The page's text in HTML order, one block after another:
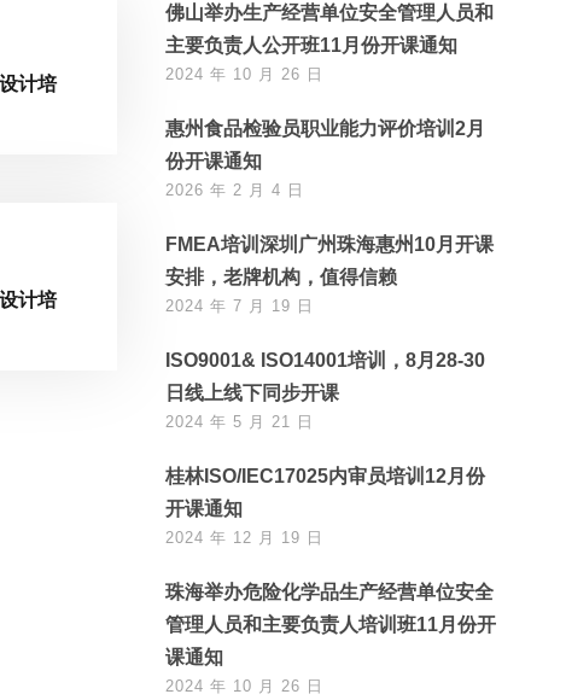
计培
计培
佛山举办生产经营单位安全管理人员和
主要负责人公开班11月份开课通知
2024 年 10 月 26 日
惠州食品检验员职业能力评价培训2月
份开课通知
2026 年 2 月 4 日
FMEA培训深圳广州珠海惠州10月开课
安排，老牌机构，值得信赖
2024 年 7 月 19 日
ISO9001& ISO14001培训，8月28-30
日线上线下同步开课
2024 年 5 月 21 日
桂林ISO/IEC17025内审员培训12月份
开课通知
2024 年 12 月 19 日
珠海举办危险化学品生产经营单位安全
管理人员和主要负责人培训班11月份开
课通知
2024 年 10 月 26 日